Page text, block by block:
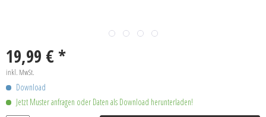
19,99 € *
inkl. MwSt.
Download
Jetzt Muster anfragen oder Daten als Download herunterladen!